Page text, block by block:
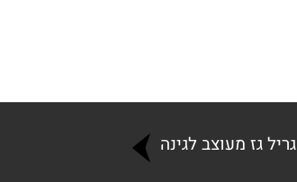
גריל גז מעוצב לגינה